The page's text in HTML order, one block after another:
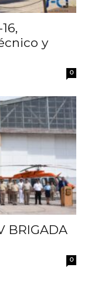
y
0
BRIGADA
0